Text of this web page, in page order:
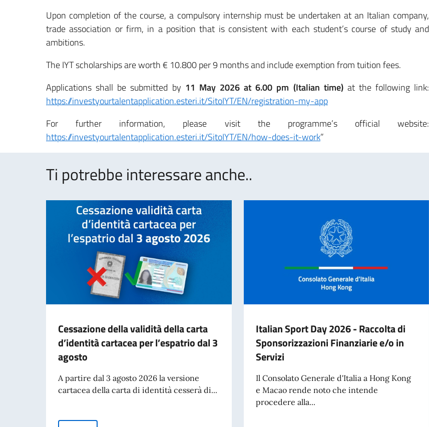
Upon completion of the course, a compulsory internship must be undertaken at an Italian company,
trade association or firm, in a position that is consistent with each student’s course of study and
ambitions.
The IYT scholarships are worth € 10.800 per 9 months and include exemption from tuition fees.
Applications shall be submitted by 11 May 2026 at 6.00 pm (Italian time)at the following link:
https://investyourtalentapplication.esteri.it/SitoIYT/EN/registration-my-app
For further information, please visit the programme’s official website:
https://investyourtalentapplication.esteri.it/SitoIYT/EN/how-does-it-work”
Ti potrebbe interessare anche..
Cessazione della validità della carta
d’identità cartacea per l’espatrio dal 3
agosto
A partire dal 3 agosto 2026 la versione
cartacea della carta di identità cesserà di...
Italian Sport Day 2026 - Raccolta di
Sponsorizzazioni Finanziarie e/o in
Servizi
Il Consolato Generale d'Italia a Hong Kong
e Macao rende noto che intende
procedere alla...